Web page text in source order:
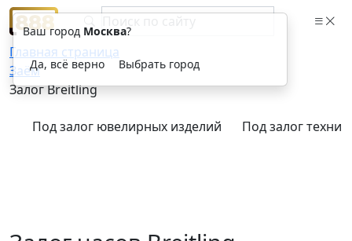
Главная страница
Заём
Залог Breitling
Под залог ювелирных изделий Под залог
Ваш город Москва?
Да, всё верно Выбрать город